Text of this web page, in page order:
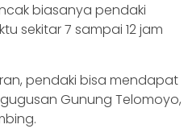
biasanya pendaki
sekitar 7 sampai 12 jam
pendaki bisa mendapat
Gunung Telomoyo,